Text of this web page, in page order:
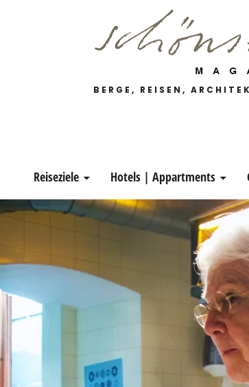
Magazin
BERGE, REISEN,
Reiseziele Hotels | Appartments